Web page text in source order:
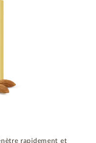
rapidement et